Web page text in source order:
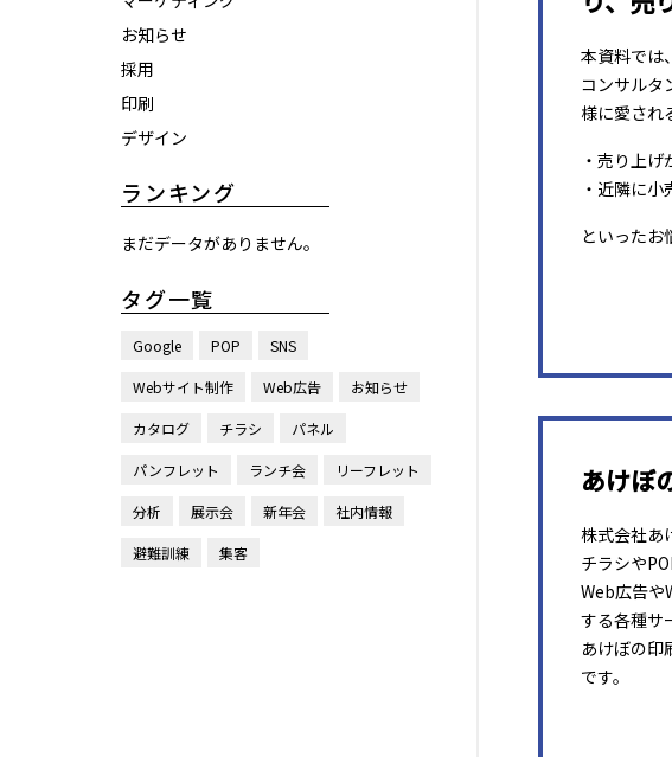
お知らせ
採用
印刷
デザイン
ランキング
まだデータがありません。
タグ一覧
Google POP SNS
Webサイト制作 Web広告 お知らせ
カタログ チラシ パネル
パンフレット ランチ会 リーフレット
分析 展示会 新年会 社内情報
避難訓練 集客
本資料では
コンサルタ
様に愛され
・売り上
・近隣に
といったお
あけぼ
株式会社あ
チラシや
Web広告や
する各種サ
あけぼの印
です。